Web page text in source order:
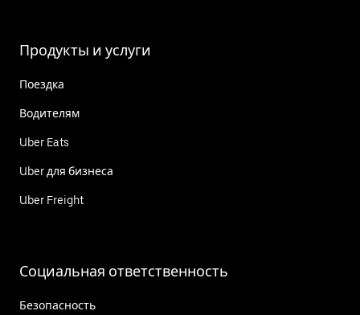
Продукты и услуги
Поездка
Водителям
Uber Eats
Uber для бизнеса
Uber Freight
Социальная ответственность
Безопасность